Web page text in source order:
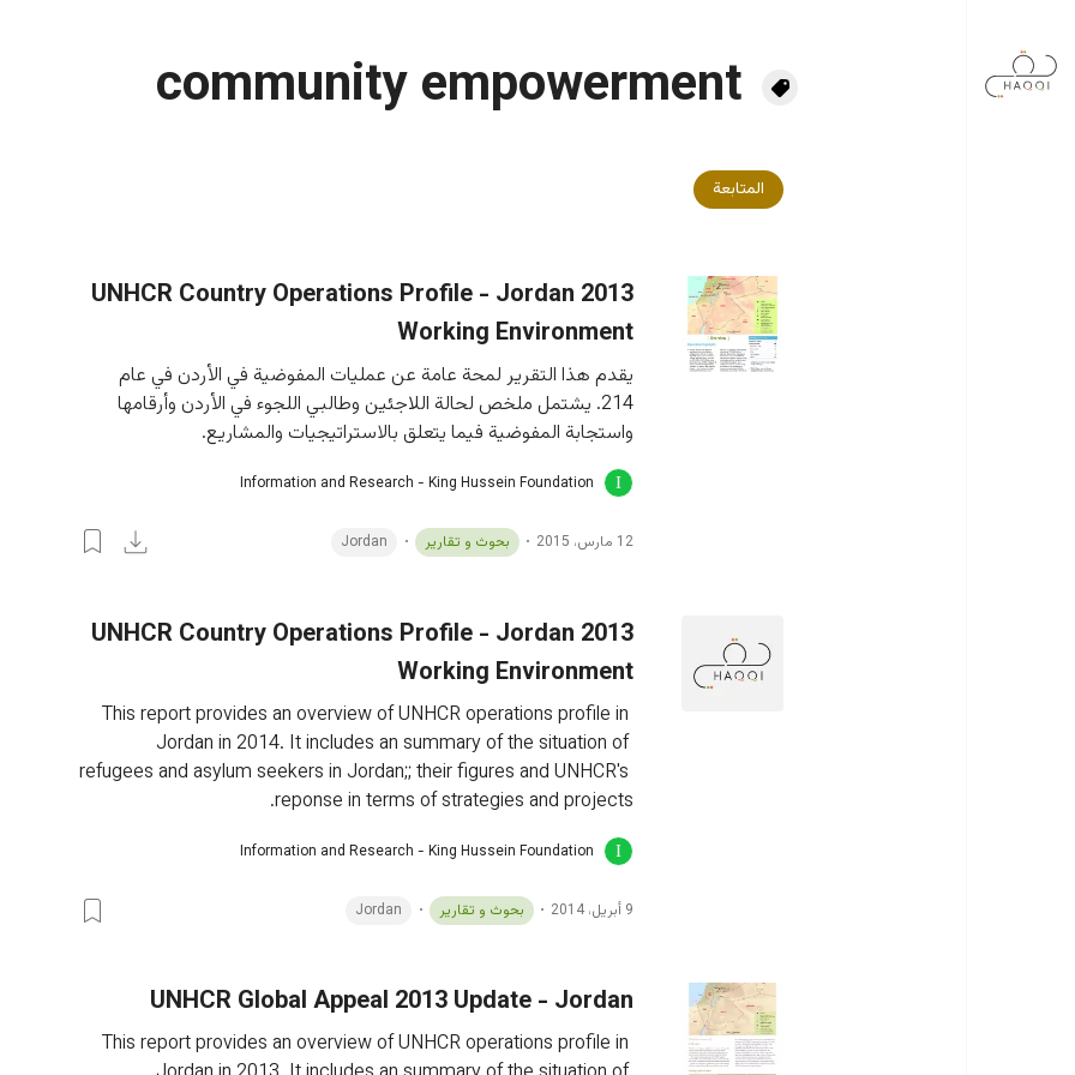
community empowerment
المتابعة
2013 UNHCR Country Operations Profile - Jordan
Working Environment
يقدم هذا التقرير لمحة عامة عن عمليات المفوضية في الأردن في عام
214. يشتمل ملخص لحالة اللاجئين وطالبي اللجوء في الأردن وأرقامها
واستجابة المفوضية فيما يتعلق بالاستراتيجيات والمشاريع.
Information and Research - King Hussein Foundation
12 مارس، 2015 بحوث و تقارير Jordan
2013 UNHCR Country Operations Profile - Jordan
Working Environment
This report provides an overview of UNHCR operations profile in
Jordan in 2014. It includes an summary of the situation of
refugees and asylum seekers in Jordan;; their figures and UNHCR's
reponse in terms of strategies and projects.
Information and Research - King Hussein Foundation
9 أبريل، 2014 بحوث و تقارير Jordan
UNHCR Global Appeal 2013 Update - Jordan
This report provides an overview of UNHCR operations profile in